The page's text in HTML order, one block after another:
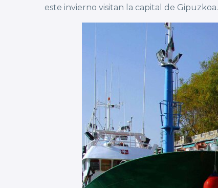
este invierno visitan la capital de Gipuzkoa.